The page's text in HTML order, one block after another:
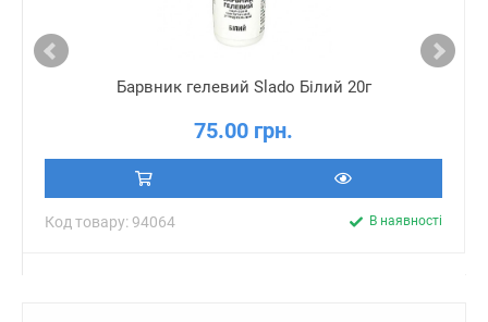
Барвник гелевий Slado Білий 20г
75.00 грн.
Код товару: 94064 В наявності